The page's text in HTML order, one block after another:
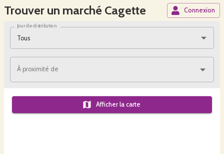
Trouver un marché Cagette Connexion
Jour de distribution
Tous
À proximité de
Afficher la carte